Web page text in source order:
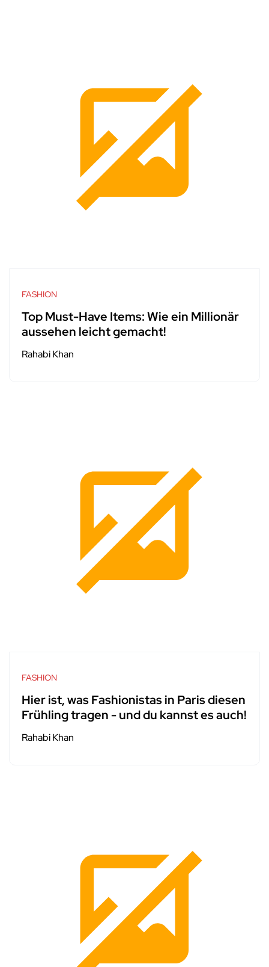
FASHION
Top Must-Have Items: Wie ein Millionär
aussehen leicht gemacht!
Rahabi Khan
FASHION
Hier ist, was Fashionistas in Paris diesen
Frühling tragen - und du kannst es auch!
Rahabi Khan